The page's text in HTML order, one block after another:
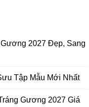
2027 Đẹp, Sang
Tập Mẫu Mới Nhất
Gương 2027 Giá